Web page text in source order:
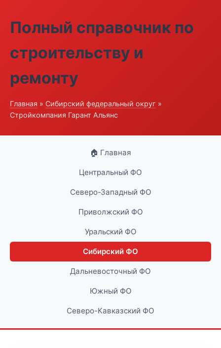
Полный справочник по
строительству и
ремонту
Главная » Сибирский федеральный округ »
Стройкомпания Гарант Альянс
🏠 Главная
Центральный ФО
Северо-Западный ФО
Приволжский ФО
Уральский ФО
Сибирский ФО
Дальневосточный ФО
Южный ФО
Северо-Кавказский ФО